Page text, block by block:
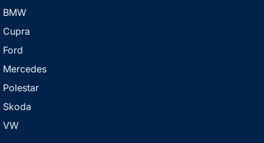
BMW
Cupra
Ford
Mercedes
Polestar
Skoda
VW